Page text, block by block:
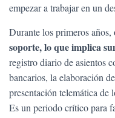
empezar a trabajar en un
Durante los primeros años,
soporte, lo que implica
registro diario de asientos
bancarios, la elaboración
presentación telemática de
Es un periodo crítico para